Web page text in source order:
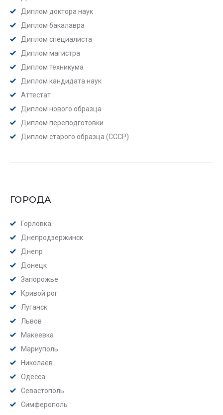
Диплом доктора наук
Диплом бакалавра
Диплом специалиста
Диплом магистра
Диплом техникума
Диплом кандидата наук
Аттестат
Диплом нового образца
Диплом переподготовки
Диплом старого образца (СССР)
ГОРОДА
Горловка
Днепродзержинск
Днепр
Донецк
Запорожье
Кривой рог
Луганск
Львов
Макеевка
Мариуполь
Николаев
Одесса
Севастополь
Симферополь